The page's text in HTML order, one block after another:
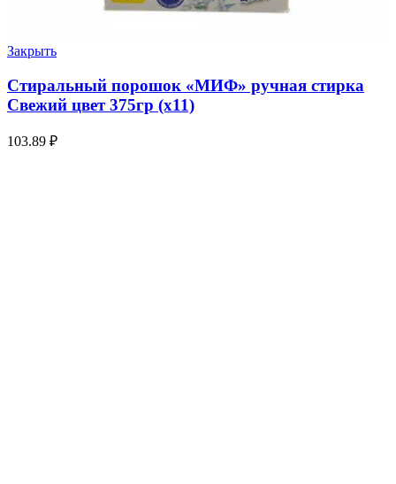
Закрыть
Стиральный порошок «МИФ» ручная стирка
Свежий цвет 375гр (х11)
103.89 ₽